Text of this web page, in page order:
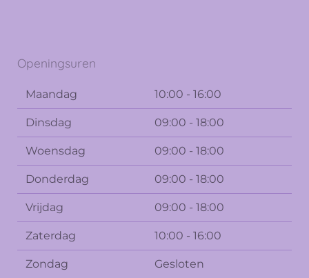
Openingsuren
Maandag 10:00 - 16:00
Dinsdag 09:00 - 18:00
Woensdag 09:00 - 18:00
Donderdag 09:00 - 18:00
Vrijdag 09:00 - 18:00
Zaterdag 10:00 - 16:00
Zondag Gesloten